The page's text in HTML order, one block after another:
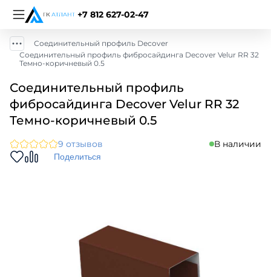
+7 812 627-02-47
Соединительный профиль Decover
Соединительный профиль фибросайдинга Decover Velur RR 32
Темно-коричневый 0.5
Соединительный профиль
фибросайдинга Decover Velur RR 32
Темно-коричневый 0.5
9 отзывов В наличии
Поделиться